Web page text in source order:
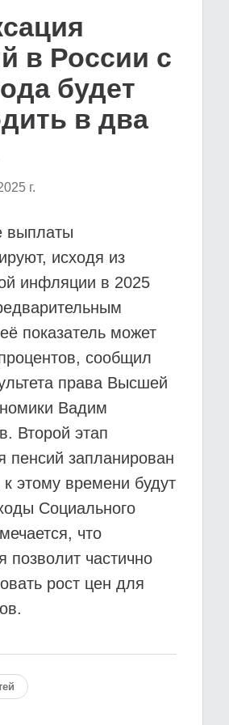
в России с
будет
в два
г.
выплаты
исходя из
инфляции в 2025
показатель может
сообщил
права Высшей
Вадим
Второй этап
пенсий запланирован
этому времени будут
Социального
что
позволит частично
рост цен для